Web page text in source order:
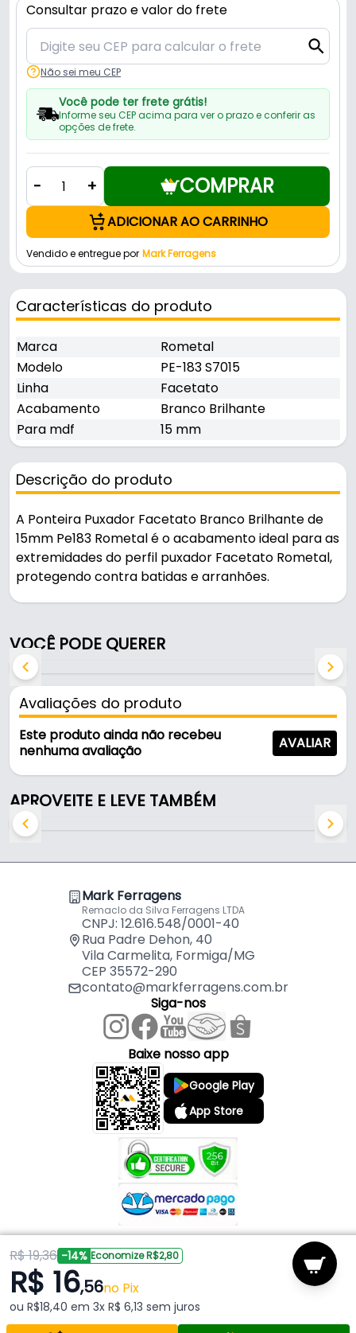
Consultar prazo e valor do frete
Não sei meu CEP
Você pode ter frete grátis!
Informe seu CEP acima para ver o prazo e conferir as
opções de frete.
R$ 19,36 -14% Economize R$2,80
R$ 16,56no Pix
ou R$18,40 em 3x R$ 6,13 sem juros
- + COMPRAR
ADICIONAR AO CARRINHO
Vendido e entregue por Mark Ferragens
Características do produto
Marca
Rometal
Modelo
PE-183 S7015
Linha
Facetato
Acabamento
Branco Brilhante
Para mdf
15 mm
Descrição do produto
A Ponteira Puxador Facetato Branco Brilhante de
15mm Pe183 Rometal é o acabamento ideal para as
extremidades do perfil puxador Facetato Rometal,
protegendo contra batidas e arranhões.
Fabricada com acabamento branco brilhante, é
resistente e durável no uso diário.
Características:
- Marca: Rometal
- Modelo: PE-183 S7015
- Acabamento: Branco Brilhante
- Para mdf: 15 mm
Conteúdo de Embalagem (Par):
- 01 Ponteira Para o Lado Direito.
- 01 Ponteira Para o Lado Esquerdo.
VOCÊ PODE QUERER
Avaliações do produto
Este produto ainda não recebeu
nenhuma avaliação
AVALIAR
APROVEITE E LEVE TAMBÉM
Mark Ferragens
Remaclo da Silva Ferragens LTDA
CNPJ: 12.616.548/0001-40
Rua Padre Dehon, 40
Vila Carmelita, Formiga/MG
CEP 35572-290
contato@markferragens.com.br
Siga-nos
Baixe nosso app
Google Play
App Store
Copyright © 2026 Mark Ferragens. Todos os direitos reservados.